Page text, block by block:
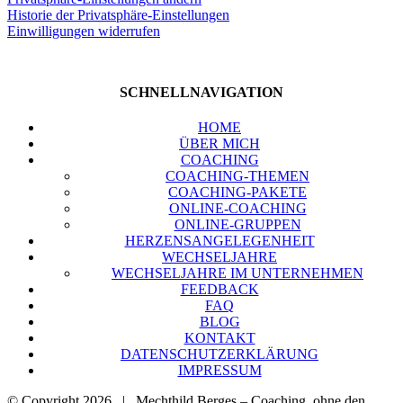
His­to­rie der Pri­vat­sphä­re-Ein­stel­lun­gen
Ein­wil­li­gun­gen wider­ru­fen
SCHNELL­NA­VI­GA­TI­ON
HOME
ÜBER MICH
COA­CHING
COA­CHING-THE­MEN
COA­CHING-PAKE­TE
ONLINE-COA­CHING
ONLINE-GRUP­PEN
HER­ZENS­AN­GE­LE­GEN­HEIT
WECH­SEL­JAH­RE
WECH­SEL­JAH­RE IM UNTER­NEH­MEN
FEED­BACK
FAQ
BLOG
KON­TAKT
DATEN­SCHUTZ­ER­KLÄ­RUNG
IMPRES­SUM